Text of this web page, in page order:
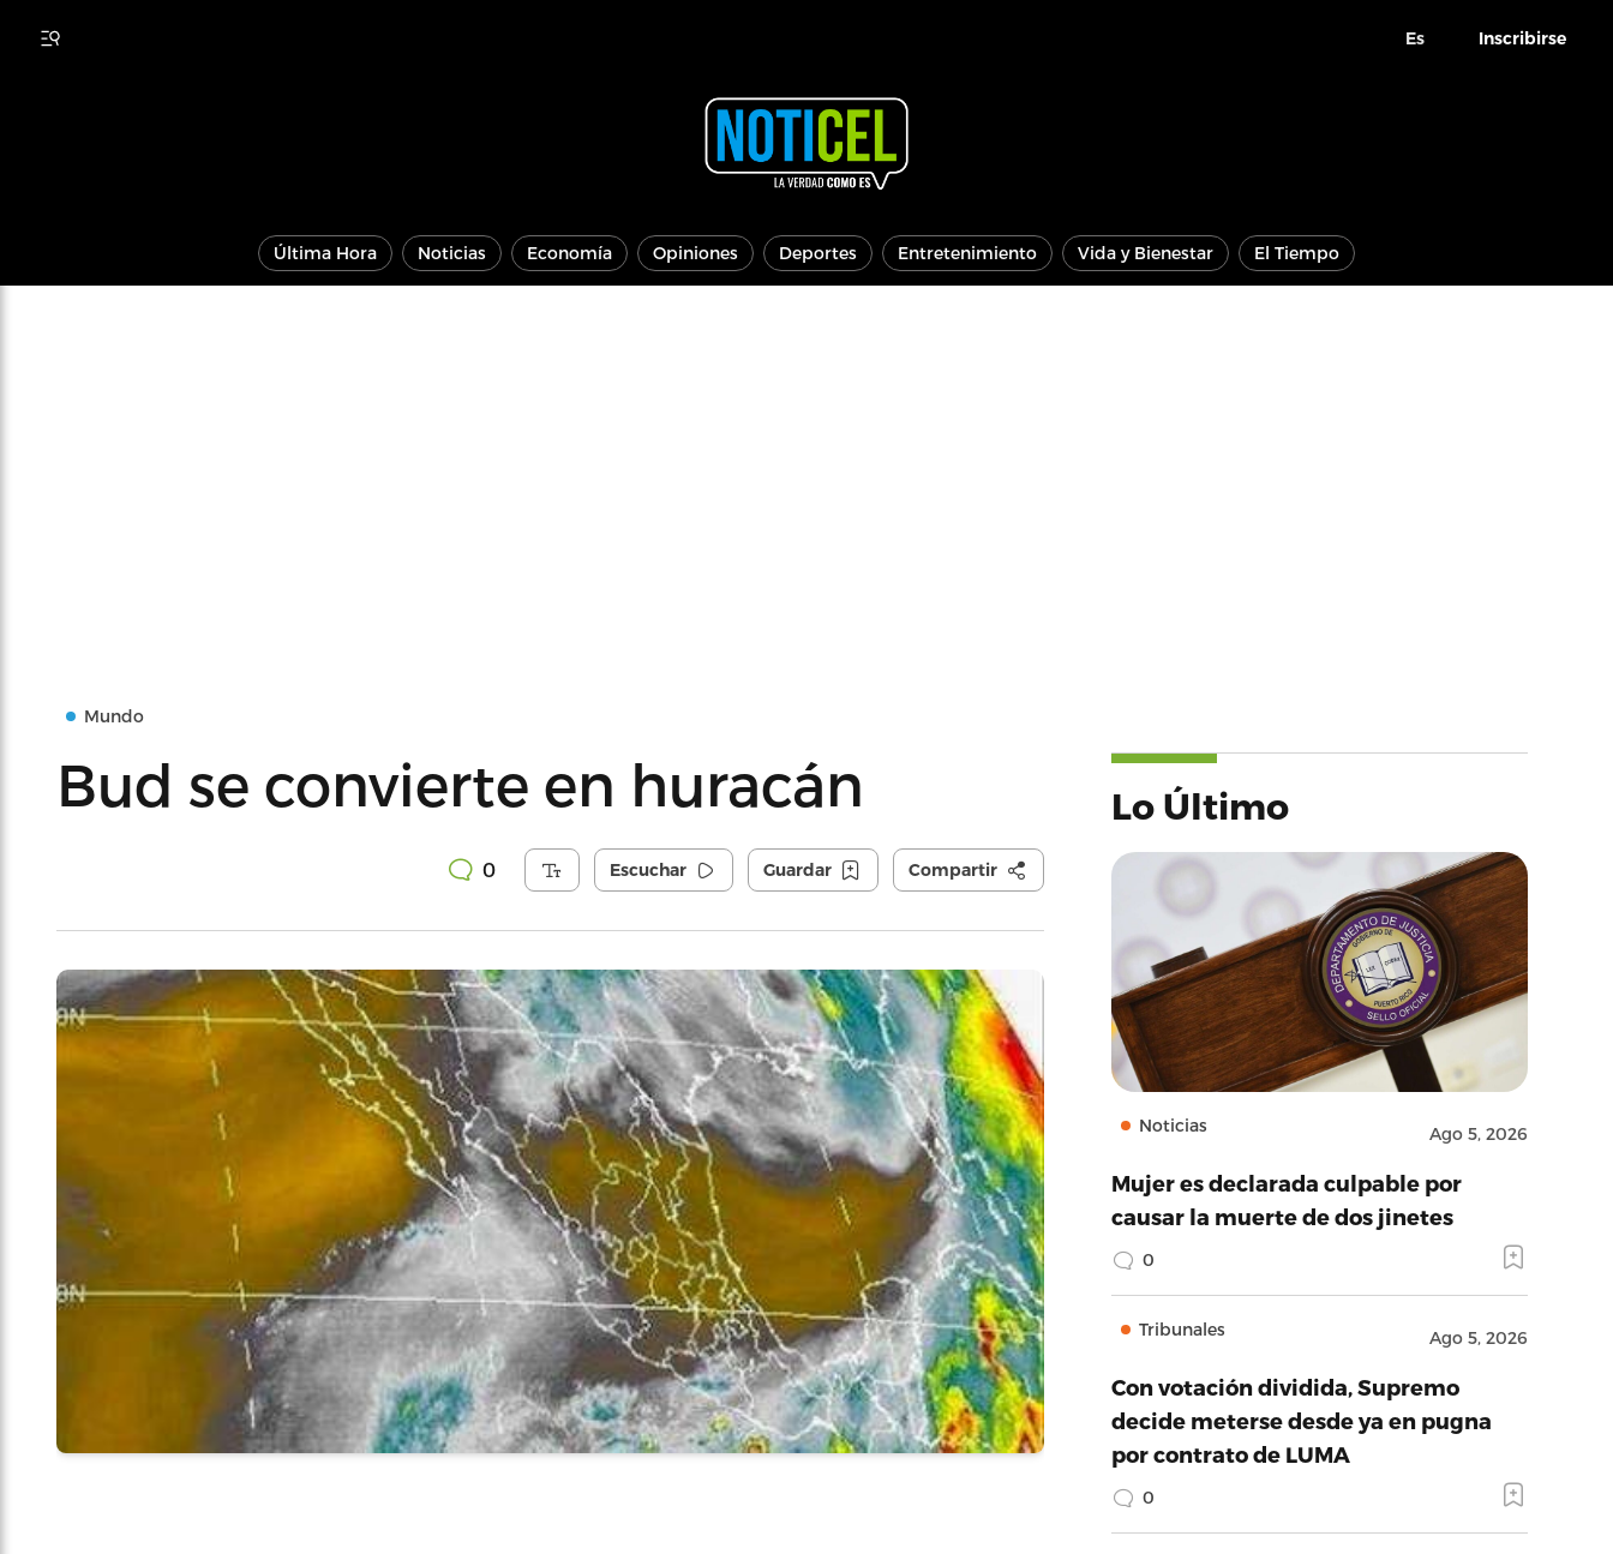
Es Inscribirse
Última Hora Noticias Economía Opiniones Deportes Entretenimiento Vida y Bienestar El Tiempo
Mundo
Bud se convierte en huracán
0 Escuchar Guardar Compartir
Lo Último
Noticias Ago 5, 2026
Mujer es declarada culpable por
causar la muerte de dos jinetes
0
Tribunales Ago 5, 2026
Con votación dividida, Supremo
decide meterse desde ya en pugna
por contrato de LUMA
0